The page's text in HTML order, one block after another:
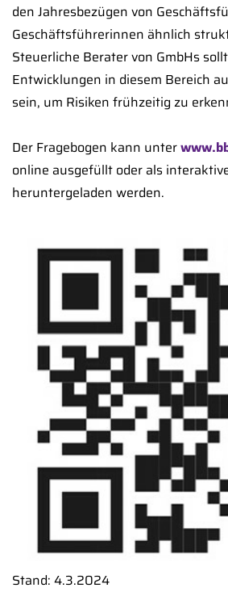
den Jahresbezügen von
Geschäftsführerinnen ähnlich
Steuerliche Berater von GmbHs
Entwicklungen in diesem Bereich
sein, um Risiken frühzeitig zu
Der Fragebogen kann unter
online ausgefüllt oder als
heruntergeladen werden.
Stand: 4.3.2024